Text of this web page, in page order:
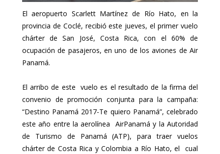
El aeropuerto Scarlett Martínez de Río Hato, en la
provincia de Coclé, recibió este jueves, el primer vuelo
chárter de San José, Costa Rica, con el 60% de
ocupación de pasajeros, en uno de los aviones de Air
Panamá.
El arribo de este vuelo es el resultado de la firma del
convenio de promoción conjunta para la campaña:
“Destino Panamá 2017-Te quiero Panamá”, celebrado
este año entre la aerolínea AirPanamá y la Autoridad
de Turismo de Panamá (ATP), para traer vuelos
chárter de Costa Rica y Colombia a Río Hato, el cual